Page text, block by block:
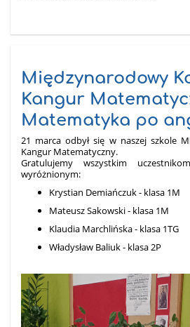
Międzynarodowy
Kangur
Matematyka po
21 marca odbył się w naszej szkole
Kangur Matematyczny.
Gratulujemy wszystkim
wyróżnionym:
Krystian Demiańczuk - klasa 1M
Mateusz Sakowski - klasa 1M
Klaudia Marchlińska - klasa 1TG
Władysław Baliuk - klasa 2P